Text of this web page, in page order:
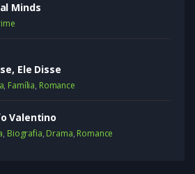
Minds
Ele Disse
, Família, Romance
Valentino
, Biografia, Drama, Romance